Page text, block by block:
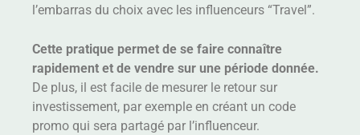
l’embarras du choix avec les influenceurs “Travel”.
Cette pratique permet de se faire connaître
rapidement et de vendre sur une période donnée.
De plus, il est facile de mesurer le retour sur
investissement, par exemple en créant un code
promo qui sera partagé par l’influenceur.